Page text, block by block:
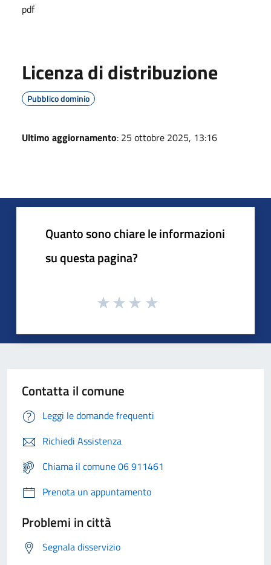
pdf
Licenza di distribuzione
Pubblico dominio
Ultimo aggiornamento: 25 ottobre 2025, 13:16
Quanto sono chiare le informazioni
su questa pagina?
Contatta il comune
Leggi le domande frequenti
Richiedi Assistenza
Chiama il comune 06 911461
Prenota un appuntamento
Problemi in città
Segnala disservizio